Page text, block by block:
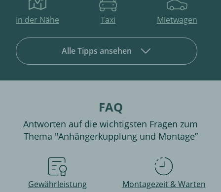
In der Nähe Taxi Mietwagen
Alle Tipps ansehen
FAQ
Antworten auf die wichtigsten Fragen zum
Thema "Anhängerkupplung und Montage”
Gewährleistung Montagezeit & Warten